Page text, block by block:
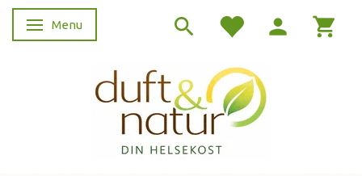
Skifte navigation
Menu